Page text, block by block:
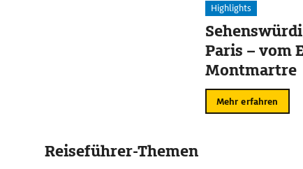
Highlights
Paris – vom
Montmartre
Mehr erfahren
Reiseführer-Themen